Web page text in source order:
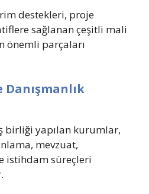
destekleri, proje
sağlanan çeşitli mali
önemli parçaları
birliği yapılan kurumlar,
mevzuat,
istihdam süreçleri